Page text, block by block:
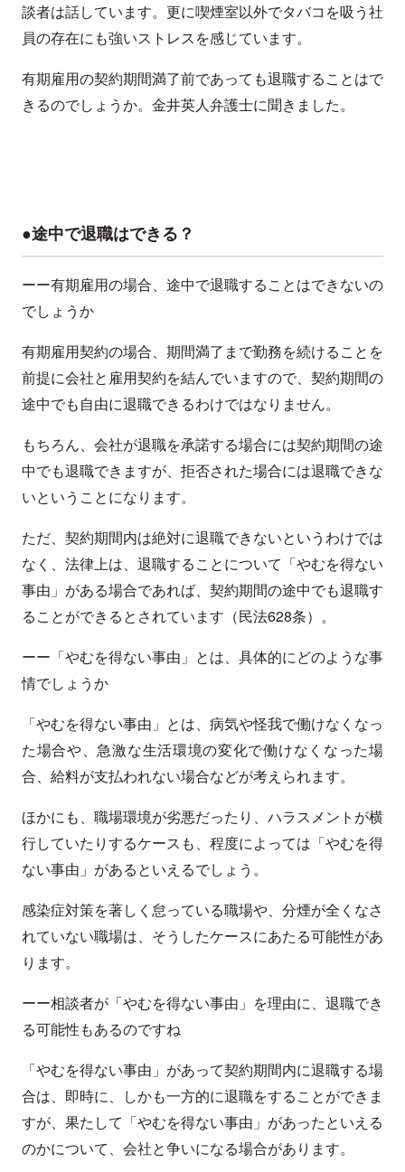
談者は話しています。更に喫煙室以外でタバコを吸う社
員の存在にも強いストレスを感じています。
有期雇用の契約期間満了前であっても退職することはで
きるのでしょうか。金井英人弁護士に聞きました。
●途中で退職はできる？
ーー有期雇用の場合、途中で退職することはできないの
でしょうか
有期雇用契約の場合、期間満了まで勤務を続けることを
前提に会社と雇用契約を結んでいますので、契約期間の
途中でも自由に退職できるわけではなりません。
もちろん、会社が退職を承諾する場合には契約期間の途
中でも退職できますが、拒否された場合には退職できな
いということになります。
ただ、契約期間内は絶対に退職できないというわけでは
なく、法律上は、退職することについて「やむを得ない
事由」がある場合であれば、契約期間の途中でも退職す
ることができるとされています（民法628条）。
ーー「やむを得ない事由」とは、具体的にどのような事
情でしょうか
「やむを得ない事由」とは、病気や怪我で働けなくなっ
た場合や、急激な生活環境の変化で働けなくなった場
合、給料が支払われない場合などが考えられます。
ほかにも、職場環境が劣悪だったり、ハラスメントが横
行していたりするケースも、程度によっては「やむを得
ない事由」があるといえるでしょう。
感染症対策を著しく怠っている職場や、分煙が全くなさ
れていない職場は、そうしたケースにあたる可能性があ
ります。
ーー相談者が「やむを得ない事由」を理由に、退職でき
る可能性もあるのですね
「やむを得ない事由」があって契約期間内に退職する場
合は、即時に、しかも一方的に退職をすることができま
すが、果たして「やむを得ない事由」があったといえる
のかについて、会社と争いになる場合があります。